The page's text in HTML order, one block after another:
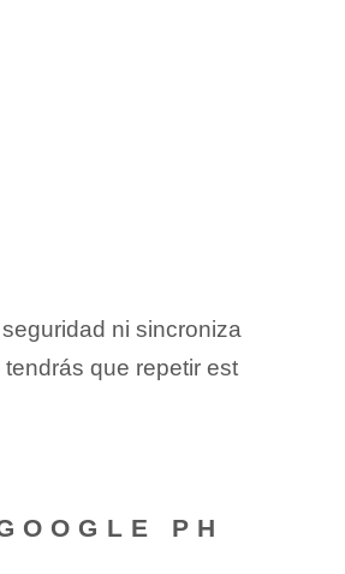
ni sincroniza
que repetir est
PH